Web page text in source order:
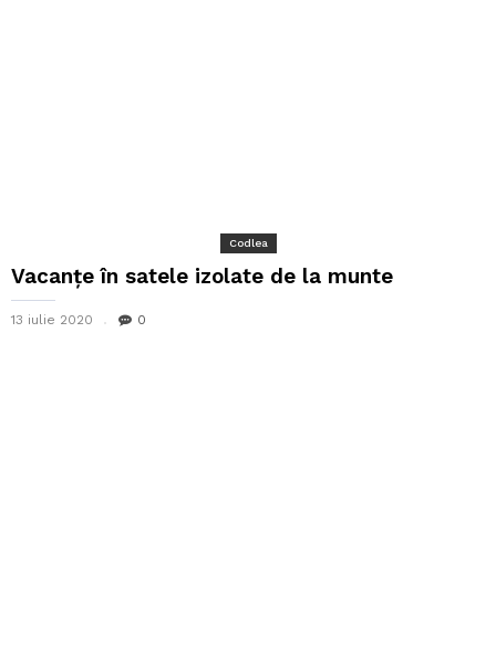
Codlea
Vacanțe în satele izolate de la munte
13 iulie 2020 0